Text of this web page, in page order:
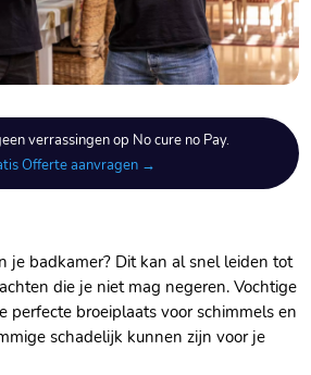
verrassingen op No cure no Pay.
Offerte aanvragen →
je badkamer? Dit kan al snel leiden tot
die je niet mag negeren. Vochtige
perfecte broeiplaats voor schimmels en
schadelijk kunnen zijn voor je